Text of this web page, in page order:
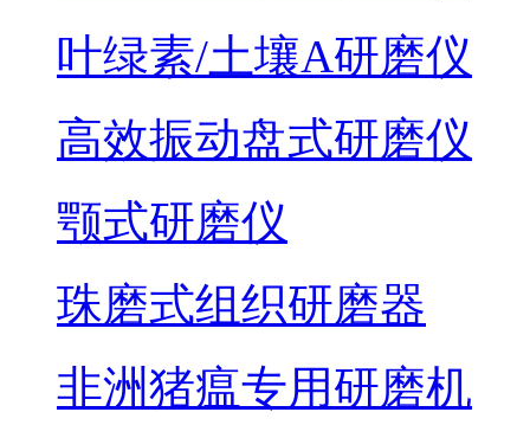
叶绿素/土壤A研磨仪
高效振动盘式研磨仪
颚式研磨仪
珠磨式组织研磨器
非洲猪瘟专用研磨机